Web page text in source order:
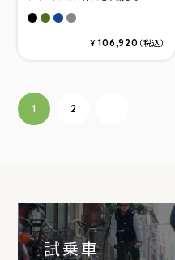
マットブラック
グリ－ンガンメタル
インディゴ
アイアン
¥106,920 （税込）
投稿ナビゲーション
1 2
試乗車